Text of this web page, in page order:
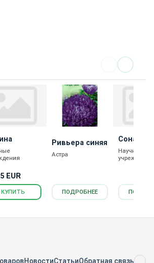
EUR
КУПИТЬ
Ривьера синяя
Астра
ПОДРОБНЕЕ
Соната
Научные
учреждения
НовостиСтатьиОбратная связь